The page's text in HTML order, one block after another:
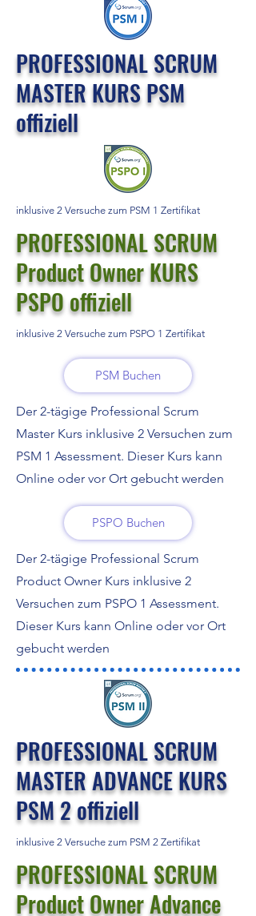
PROFESSIONAL SCRUM
MASTER KURS PSM
offiziell
inklusive 2 Versuche zum PSM 1 Zertifikat
PROFESSIONAL SCRUM
Product Owner KURS
PSPO offiziell
inklusive 2 Versuche zum PSPO 1 Zertifikat
PSM Buchen
Der 2-tägige Professional Scrum
Master Kurs inklusive 2 Versuchen zum
PSM 1 Assessment. Dieser Kurs kann
Online oder vor Ort gebucht werden
PSPO Buchen
Der 2-tägige Professional Scrum
Product Owner Kurs inklusive 2
Versuchen zum PSPO 1 Assessment.
Dieser Kurs kann Online oder vor Ort
gebucht werden
PROFESSIONAL SCRUM
MASTER ADVANCE KURS
PSM 2 offiziell
inklusive 2 Versuche zum PSM 2 Zertifikat
PROFESSIONAL SCRUM
Product Owner Advance